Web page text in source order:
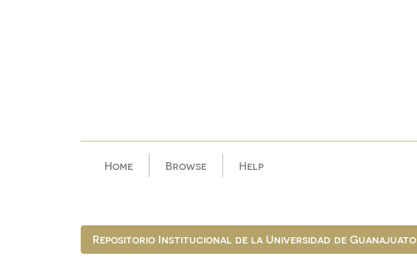
Home Browse Help
Repositorio Institucional de la Universidad de Guanajuato